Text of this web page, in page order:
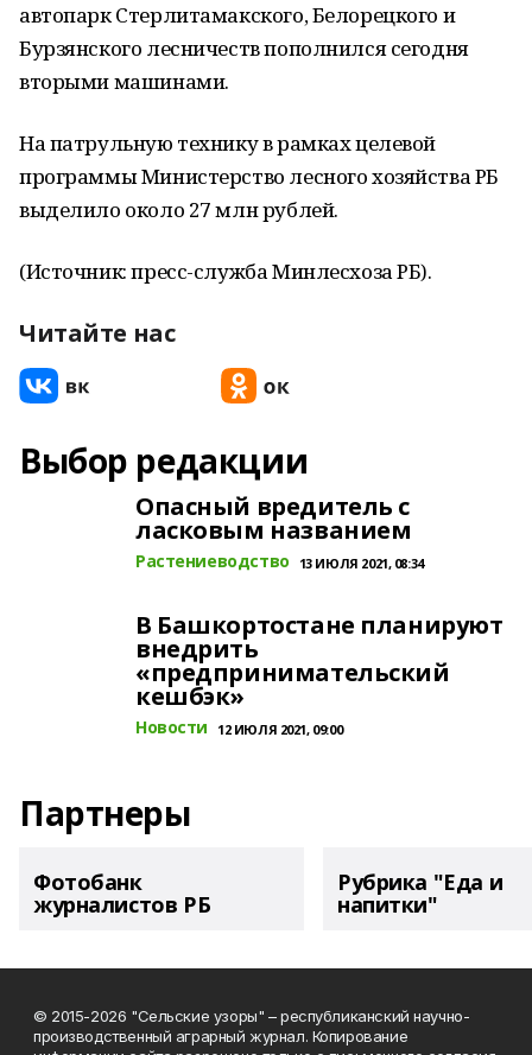
автопарк Стерлитамакского, Белорецкого и
Бурзянского лесничеств пополнился сегодня
вторыми машинами.
На патрульную технику в рамках целевой
программы Министерство лесного хозяйства РБ
выделило около 27 млн рублей.
(Источник: пресс-служба Минлесхоза РБ).
Читайте нас
Выбор редакции
Опасный вредитель с
ласковым названием
Растениеводство 13 ИЮЛЯ 2021, 08:34
В Башкортостане планируют
внедрить
«предпринимательский
кешбэк»
Новости 12 ИЮЛЯ 2021, 09:00
Партнеры
Фотобанк
журналистов РБ
Рубрика "Еда и
напитки"
© 2015-2026 "Сельские узоры" – республиканский научно-
производственный аграрный журнал. Копирование